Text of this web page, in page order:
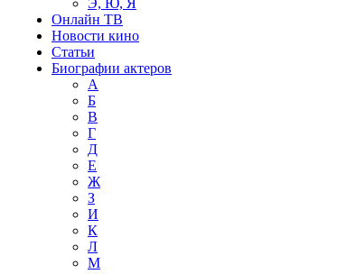
Э, Ю, Я
Онлайн ТВ
Новости кино
Статьи
Биографии актеров
А
Б
В
Г
Д
Е
Ж
З
И
К
Л
М